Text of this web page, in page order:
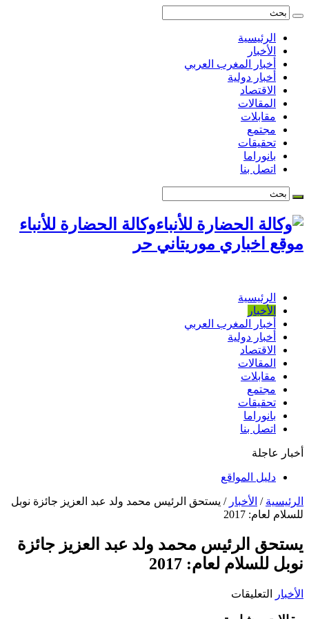
الرئيسية
الأخبار
أخبار المغرب العربي
أخبار دولية
الاقتصاد
المقالات
مقابلات
مجتمع
تحقيقات
بانوراما
اتصل بنا
وكالة الحضارة للأنباء
موقع اخباري موريتاني حر
الرئيسية
الأخبار
أخبار المغرب العربي
أخبار دولية
الاقتصاد
المقالات
مقابلات
مجتمع
تحقيقات
بانوراما
اتصل بنا
أخبار عاجلة
دليل المواقع
الرئيسية / الأخبار / يستحق الرئيس محمد ولد عبد العزيز جائزة نوبل
للسلام لعام: 2017
يستحق الرئيس محمد ولد عبد العزيز جائزة
نوبل للسلام لعام: 2017
الأخبار التعليقات